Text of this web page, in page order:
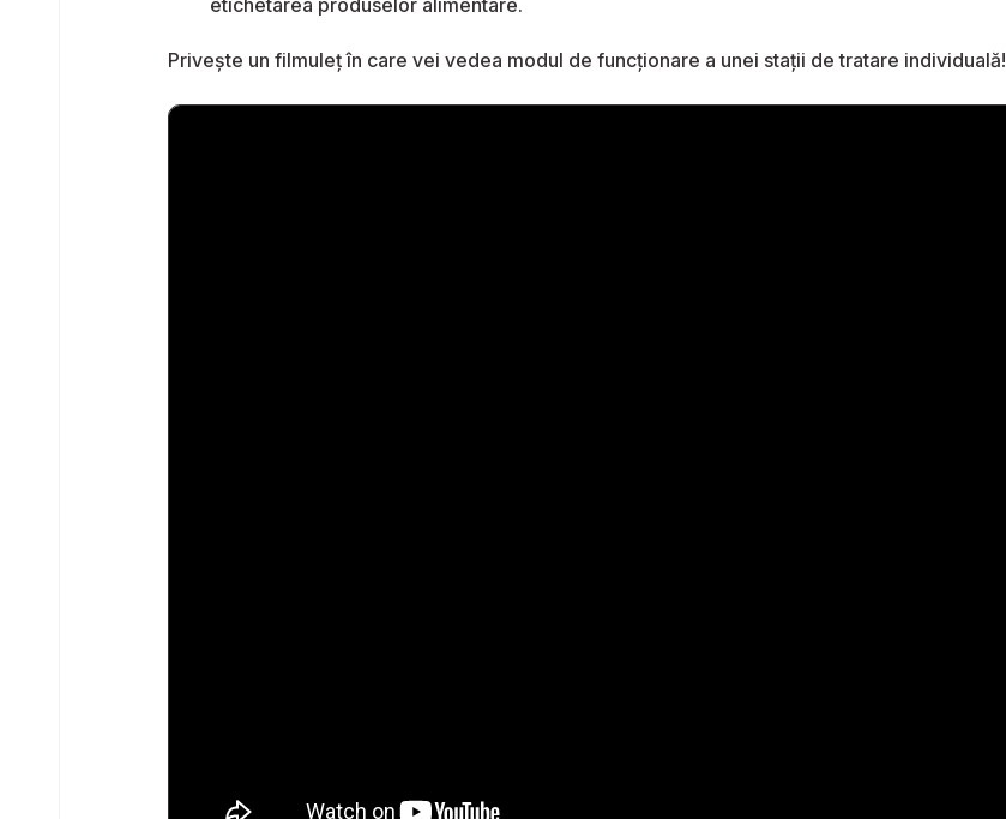
Privește un filmuleț în care vei vedea modul de funcționare a unei stații de tratare individuală!